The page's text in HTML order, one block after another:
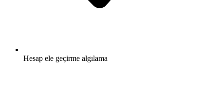
Hesap ele geçirme algılama